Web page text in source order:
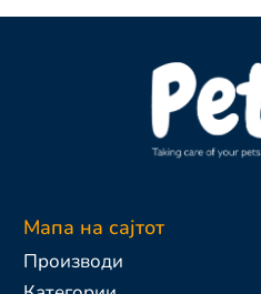
Мапа на сајтот
Производи